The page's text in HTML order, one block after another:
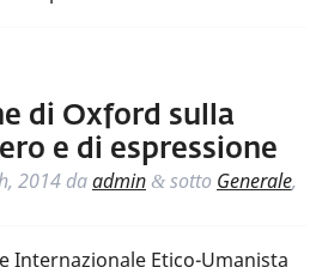
di Oxford sulla
e di espressione
2014 daadmin & sotto Generale,
Internazionale Etico-Umanista